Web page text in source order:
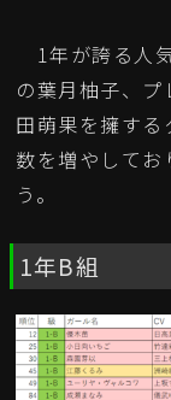
1年が誇る人
の葉月柚子、
田萌果を擁す
数を増やしてお
う。
1年B組